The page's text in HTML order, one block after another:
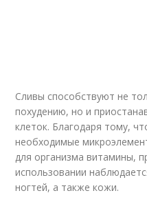
Сливы способствуют не
похудению, но и
клеток. Благодаря тому,
необходимые
для организма витамины,
использовании
ногтей, а также кожи.